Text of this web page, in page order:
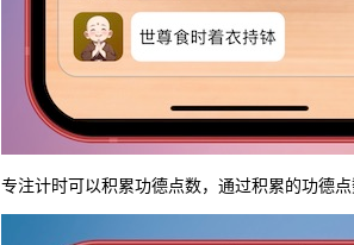
专注计时可以积累功德点数，通过积累的功德